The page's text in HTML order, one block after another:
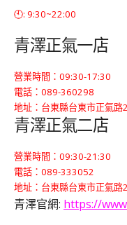
🕙: 9:30~22:00
青澤正氣一店
營業時間：09:30-17:30
電話：089-360298
地址：台東縣台東市正氣路
青澤正氣二店
營業時間：09:30-21:30
電話：089-333052
地址：台東縣台東市正氣路
青澤官網: https://